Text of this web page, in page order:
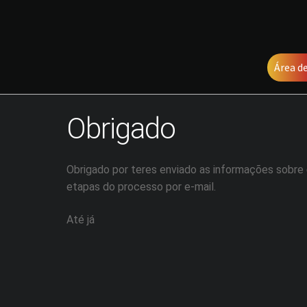
Área
Obrigado
Obrigado por teres enviado as informações
etapas do processo por e-mail.
Até já